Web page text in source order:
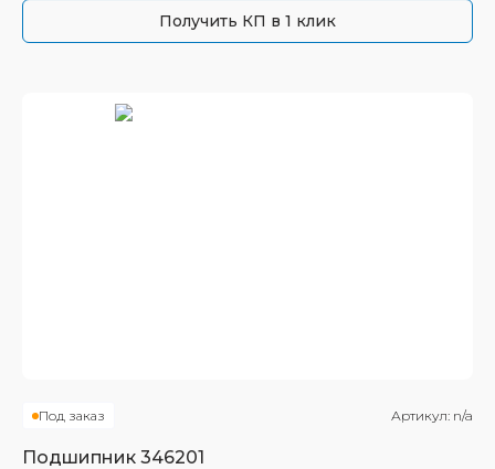
Получить КП в 1 клик
Под заказ Артикул: n/a
Подшипник 346201